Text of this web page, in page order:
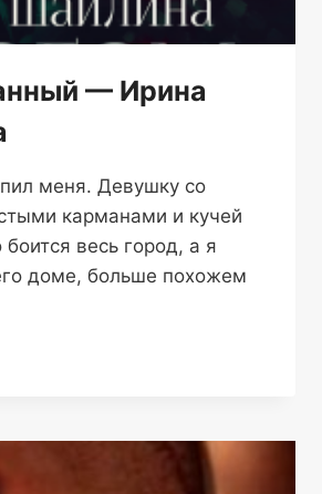
— Ирина
меня. Девушку со
карманами и кучей
весь город, а я
доме, больше похожем